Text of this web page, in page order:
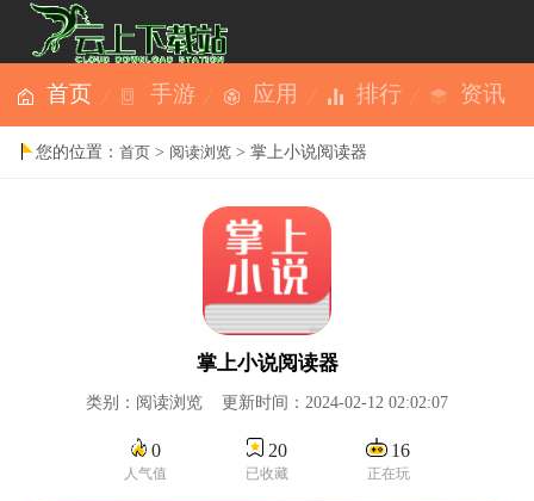
首页 手游 应用 排行 资讯
您的位置：首页 > 阅读浏览 > 掌上小说阅读器
掌上小说阅读器
类别：阅读浏览 更新时间：2024-02-12 02:02:07
0
人气值
20
已收藏
16
正在玩